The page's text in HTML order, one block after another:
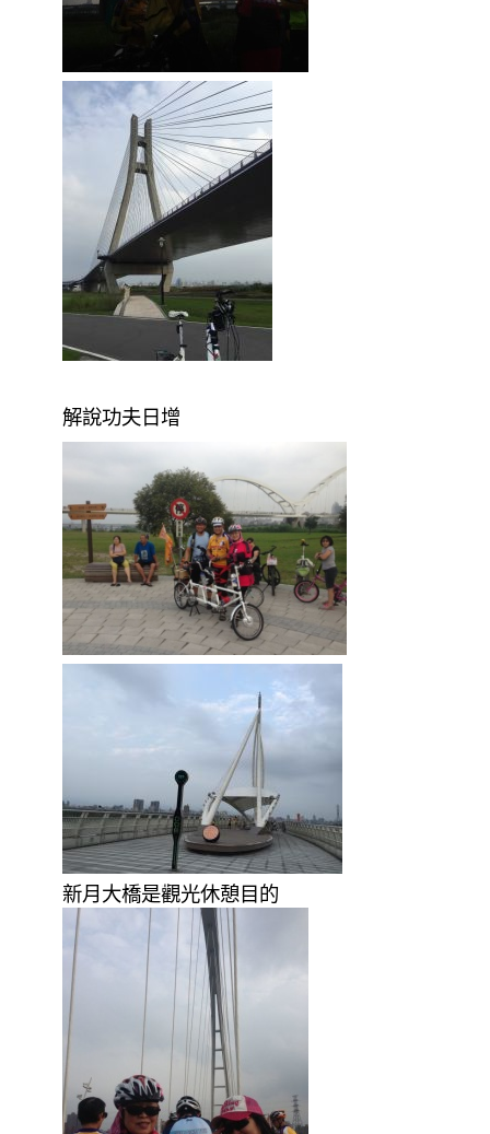
解說功夫日增
新月大橋是觀光休憩目的